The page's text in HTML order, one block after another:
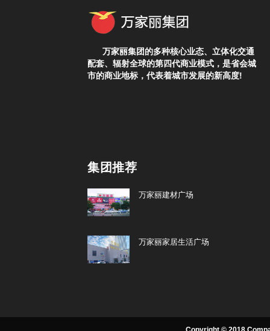
万家丽集团的多种核心业态、立体化交通
配套、辐射全球的第四代商业模式，是省会城
市的商业地标，代表着城市发展的新高度!
集团推荐
万家丽建材广场
万家丽家居生活广场